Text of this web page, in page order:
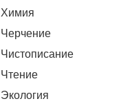
Химия
Черчение
Чистописание
Чтение
Экология